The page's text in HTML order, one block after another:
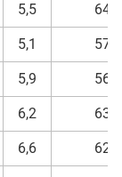
5,5 64
5,1 57
5,9 56
6,2 63
6,6 62